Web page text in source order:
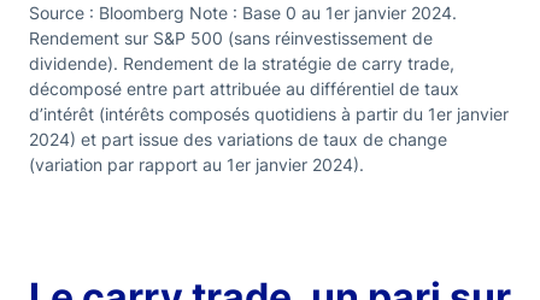
Source : Bloomberg Note : Base 0 au 1er janvier 2024.
Rendement sur S&P 500 (sans réinvestissement de
dividende). Rendement de la stratégie de carry trade,
décomposé entre part attribuée au différentiel de taux
d’intérêt (intérêts composés quotidiens à partir du 1er janvier
2024) et part issue des variations de taux de change
(variation par rapport au 1er janvier 2024).